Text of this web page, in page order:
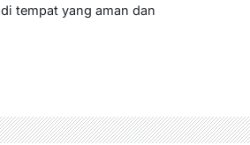
tempat yang aman dan